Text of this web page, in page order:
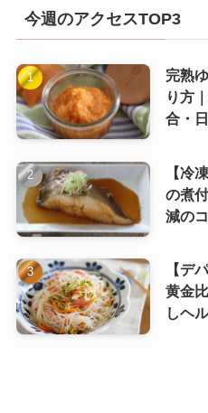
今週のアクセスTOP3
完熟
り方
合・
【冷
の煮
減の
【デ
黄金
しヘ